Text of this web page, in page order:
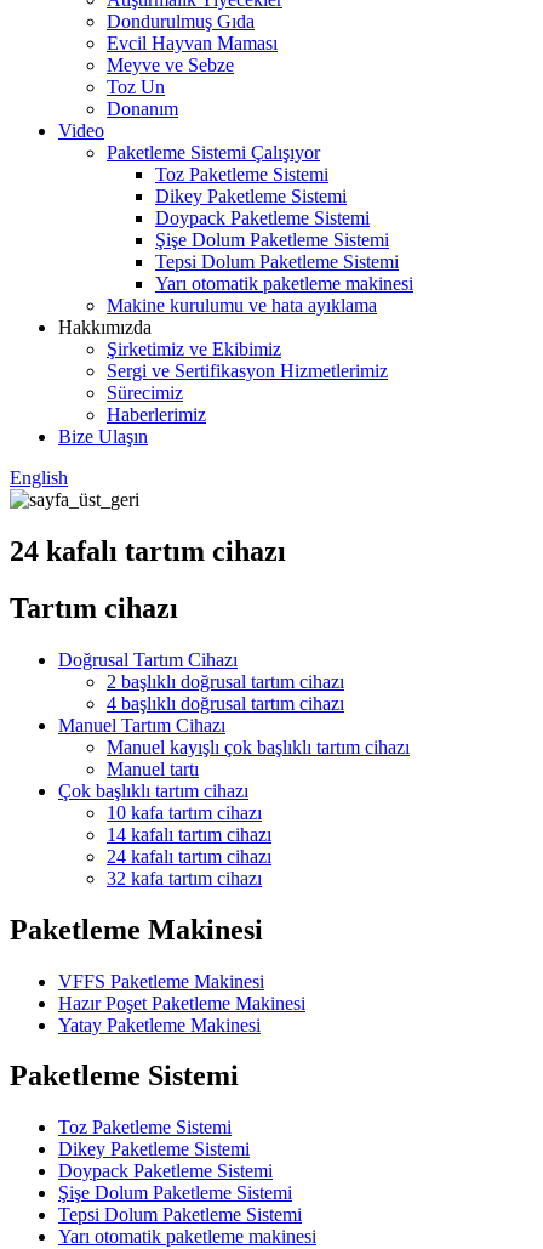
Dondurulmuş Gıda
Evcil Hayvan Maması
Meyve ve Sebze
Toz Un
Donanım
Video
Paketleme Sistemi Çalışıyor
Toz Paketleme Sistemi
Dikey Paketleme Sistemi
Doypack Paketleme Sistemi
Şişe Dolum Paketleme Sistemi
Tepsi Dolum Paketleme Sistemi
Yarı otomatik paketleme makinesi
Makine kurulumu ve hata ayıklama
Hakkımızda
Şirketimiz ve Ekibimiz
Sergi ve Sertifikasyon Hizmetlerimiz
Sürecimiz
Haberlerimiz
Bize Ulaşın
English
24 kafalı tartım cihazı
Tartım cihazı
Doğrusal Tartım Cihazı
2 başlıklı doğrusal tartım cihazı
4 başlıklı doğrusal tartım cihazı
Manuel Tartım Cihazı
Manuel kayışlı çok başlıklı tartım cihazı
Manuel tartı
Çok başlıklı tartım cihazı
10 kafa tartım cihazı
14 kafalı tartım cihazı
24 kafalı tartım cihazı
32 kafa tartım cihazı
Paketleme Makinesi
VFFS Paketleme Makinesi
Hazır Poşet Paketleme Makinesi
Yatay Paketleme Makinesi
Paketleme Sistemi
Toz Paketleme Sistemi
Dikey Paketleme Sistemi
Doypack Paketleme Sistemi
Şişe Dolum Paketleme Sistemi
Tepsi Dolum Paketleme Sistemi
Yarı otomatik paketleme makinesi